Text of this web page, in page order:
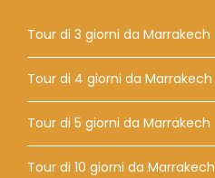
Tour di 3 giorni da Marrakech
Tour di 4 giorni da Marrakech
Tour di 5 giorni da Marrakech
Tour di 10 giorni da Marrakech